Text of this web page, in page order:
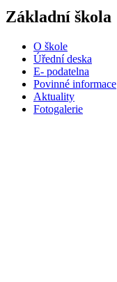
Základní škola
O škole
Úřední deska
E- podatelna
Povinné informace
Aktuality
Fotogalerie